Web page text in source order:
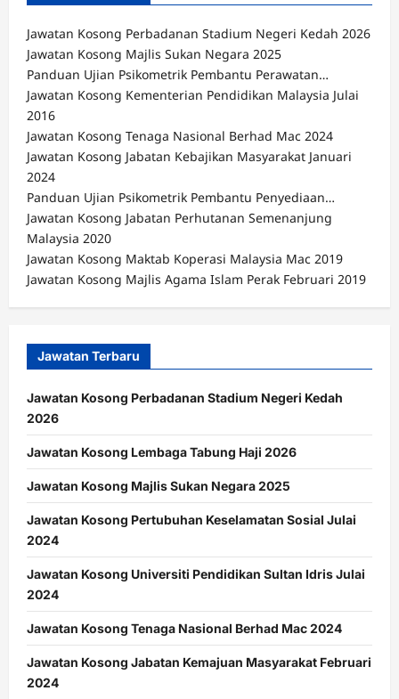
Jawatan Kosong Perbadanan Stadium Negeri Kedah 2026
Jawatan Kosong Majlis Sukan Negara 2025
Panduan Ujian Psikometrik Pembantu Perawatan…
Jawatan Kosong Kementerian Pendidikan Malaysia Julai
2016
Jawatan Kosong Tenaga Nasional Berhad Mac 2024
Jawatan Kosong Jabatan Kebajikan Masyarakat Januari
2024
Panduan Ujian Psikometrik Pembantu Penyediaan…
Jawatan Kosong Jabatan Perhutanan Semenanjung
Malaysia 2020
Jawatan Kosong Maktab Koperasi Malaysia Mac 2019
Jawatan Kosong Majlis Agama Islam Perak Februari 2019
Jawatan Terbaru
Jawatan Kosong Perbadanan Stadium Negeri Kedah
2026
Jawatan Kosong Lembaga Tabung Haji 2026
Jawatan Kosong Majlis Sukan Negara 2025
Jawatan Kosong Pertubuhan Keselamatan Sosial Julai
2024
Jawatan Kosong Universiti Pendidikan Sultan Idris Julai
2024
Jawatan Kosong Tenaga Nasional Berhad Mac 2024
Jawatan Kosong Jabatan Kemajuan Masyarakat Februari
2024